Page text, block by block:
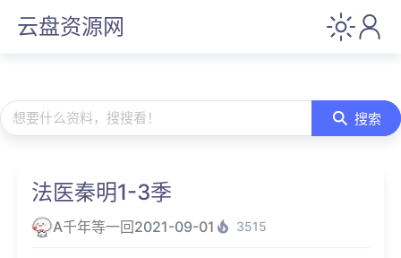
云盘资源网
想要什么资料，搜搜看！ 搜索
法医秦明1-3季
A千年等一回2021-09-01 3515